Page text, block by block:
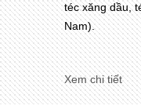
téc xăng dầu,
Nam).
Xem chi tiết